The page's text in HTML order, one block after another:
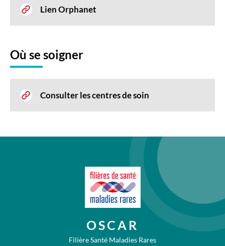
Lien Orphanet
Où se soigner
Consulter les centres de soin
OSCAR
Filière Santé Maladies Rares